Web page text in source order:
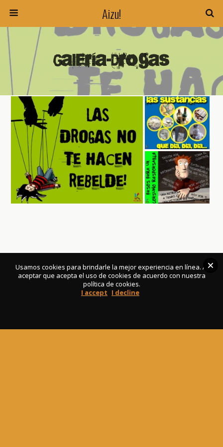
Aizu!
Galería-Drogas
Móvil Escritorio
Usamos cookies para brindarle la mejor experiencia en línea. Al
aceptar que acepta el uso de cookies de acuerdo con nuestra
política de cookies.
I accept I decline